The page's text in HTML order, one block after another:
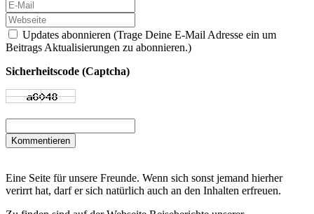
Updates abonnieren (Trage Deine E-Mail Adresse ein um
Beitrags Aktualisierungen zu abonnieren.)
Sicherheitscode (Captcha)
Kommentieren
Eine Seite für unsere Freunde. Wenn sich sonst jemand hierher
verirrt hat, darf er sich natürlich auch an den Inhalten erfreuen.